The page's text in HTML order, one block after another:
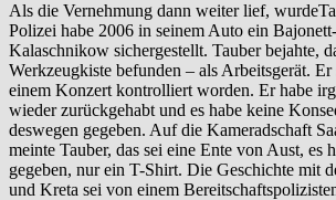
Als die Vernehmung dann weiter lief,
Polizei habe 2006 in seinem Auto ein
Kalaschnikow sichergestellt. Tauber bejahte,
Werkzeugkiste befunden – als Arbeitsgerät.
einem Konzert kontrolliert worden. Er habe
wieder zurückgehabt und es habe keine
deswegen gegeben. Auf die Kameradschaft
meinte Tauber, das sei eine Ente von Aust, es
gegeben, nur ein T-Shirt. Die Geschichte mit
und Kreta sei von einem